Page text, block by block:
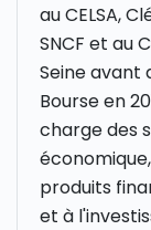
au CELSA,
SNCF et au
Seine avant
Bourse en
charge des
produits
et à